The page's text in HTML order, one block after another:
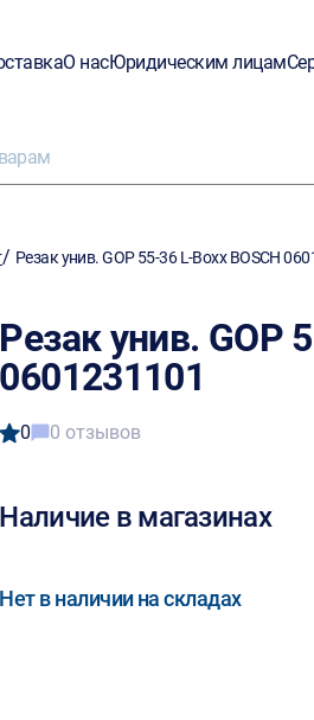
О насЮридическим лицам
/ Резак унив. GOP 55-36 L-Boxx BOSCH
Резак унив. GOP
0601231101
0 0 отзывов
Наличие в магазинах
Нет в наличии на складах